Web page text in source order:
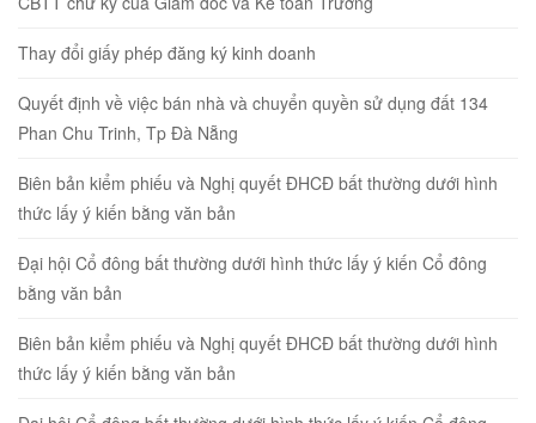
Thay đổi giấy phép đăng ký kinh doanh
Quyết định về việc bán nhà và chuyển quyền sử dụng đất 134
Phan Chu Trinh, Tp Đà Nẵng
Biên bản kiểm phiếu và Nghị quyết ĐHCĐ bất thường dưới hình
thức lấy ý kiến bằng văn bản
Đại hội Cổ đông bất thường dưới hình thức lấy ý kiến Cổ đông
bằng văn bản
Biên bản kiểm phiếu và Nghị quyết ĐHCĐ bất thường dưới hình
thức lấy ý kiến bằng văn bản